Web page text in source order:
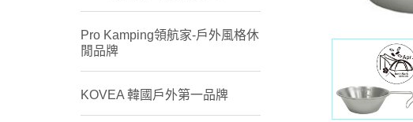
Pro Kamping領航家-戶外風格休
閒品牌
KOVEA 韓國戶外第一品牌